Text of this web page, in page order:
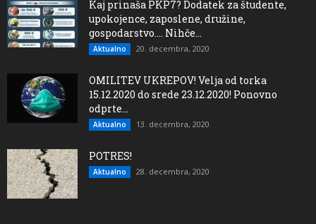
Kaj prinaša PKP7? Dodatek za študente,
upokojence, zaposlene, družine,
gospodarstvo…. Nihče...
Aktualno 20. decembra, 2020
OMILITEV UKREPOV! Velja od torka
15.12.2020 do srede 23.12.2020! Ponovno
odprte...
Aktualno 13. decembra, 2020
POTRES!
Aktualno 28. decembra, 2020